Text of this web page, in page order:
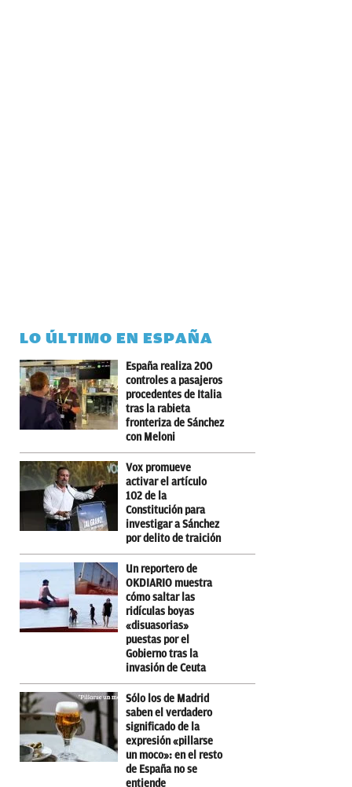
LO ÚLTIMO EN ESPAÑA
España realiza 200
controles a pasajeros
procedentes de Italia
tras la rabieta
fronteriza de Sánchez
con Meloni
Vox promueve
activar el artículo
102 de la
Constitución para
investigar a Sánchez
por delito de traición
Un reportero de
OKDIARIO muestra
cómo saltar las
ridículas boyas
«disuasorias»
puestas por el
Gobierno tras la
invasión de Ceuta
Sólo los de Madrid
saben el verdadero
significado de la
expresión «pillarse
un moco»: en el resto
de España no se
entiende